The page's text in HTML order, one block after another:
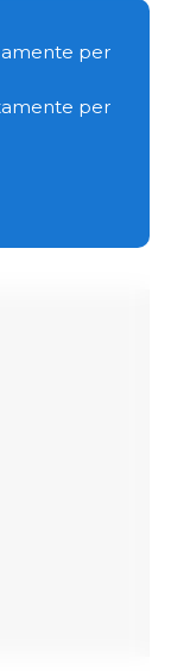
svilupperà
strategia ed
la propria
Uniti e Cina
di cui 19
per
per